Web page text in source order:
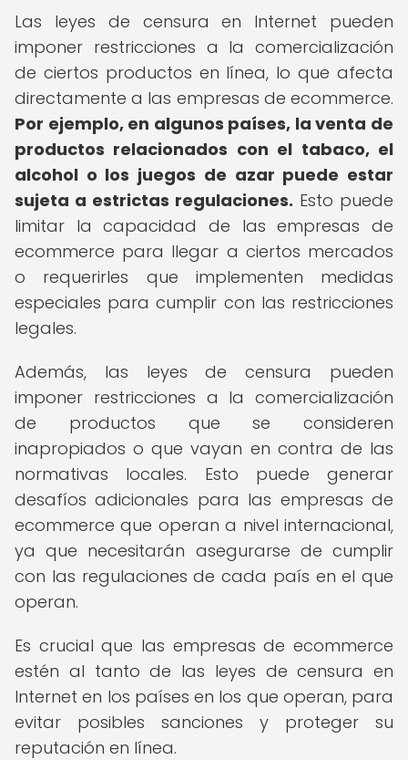
Las leyes de censura en Internet pueden
imponer restricciones a la comercialización
de ciertos productos en línea, lo que afecta
directamente a las empresas de ecommerce.
Por ejemplo, en algunos países, la venta de
productos relacionados con el tabaco, el
alcohol o los juegos de azar puede estar
sujeta a estrictas regulaciones. Esto puede
limitar la capacidad de las empresas de
ecommerce para llegar a ciertos mercados
o requerirles que implementen medidas
especiales para cumplir con las restricciones
legales.
Además, las leyes de censura pueden
imponer restricciones a la comercialización
de productos que se consideren
inapropiados o que vayan en contra de las
normativas locales. Esto puede generar
desafíos adicionales para las empresas de
ecommerce que operan a nivel internacional,
ya que necesitarán asegurarse de cumplir
con las regulaciones de cada país en el que
operan.
Es crucial que las empresas de ecommerce
estén al tanto de las leyes de censura en
Internet en los países en los que operan, para
evitar posibles sanciones y proteger su
reputación en línea.